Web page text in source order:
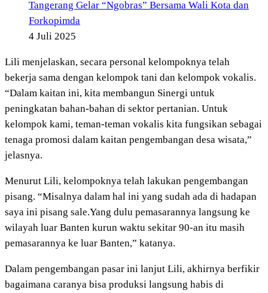
Tangerang Gelar “Ngobras” Bersama Wali Kota dan
Forkopimda
4 Juli 2025
Lili menjelaskan, secara personal kelompoknya telah
bekerja sama dengan kelompok tani dan kelompok vokalis.
“Dalam kaitan ini, kita membangun Sinergi untuk
peningkatan bahan-bahan di sektor pertanian. Untuk
kelompok kami, teman-teman vokalis kita fungsikan sebagai
tenaga promosi dalam kaitan pengembangan desa wisata,”
jelasnya.
Menurut Lili, kelompoknya telah lakukan pengembangan
pisang. “Misalnya dalam hal ini yang sudah ada di hadapan
saya ini pisang sale.Yang dulu pemasarannya langsung ke
wilayah luar Banten kurun waktu sekitar 90-an itu masih
pemasarannya ke luar Banten,” katanya.
Dalam pengembangan pasar ini lanjut Lili, akhirnya berfikir
bagaimana caranya bisa produksi langsung habis di